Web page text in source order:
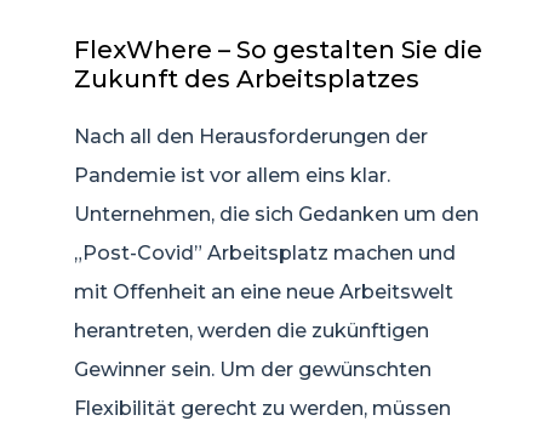
FlexWhere – So gestalten Sie die
Zukunft des Arbeitsplatzes
Nach all den Herausforderungen der
Pandemie ist vor allem eins klar.
Unternehmen, die sich Gedanken um den
„Post-Covid” Arbeitsplatz machen und
mit Offenheit an eine neue Arbeitswelt
herantreten, werden die zukünftigen
Gewinner sein. Um der gewünschten
Flexibilität gerecht zu werden, müssen